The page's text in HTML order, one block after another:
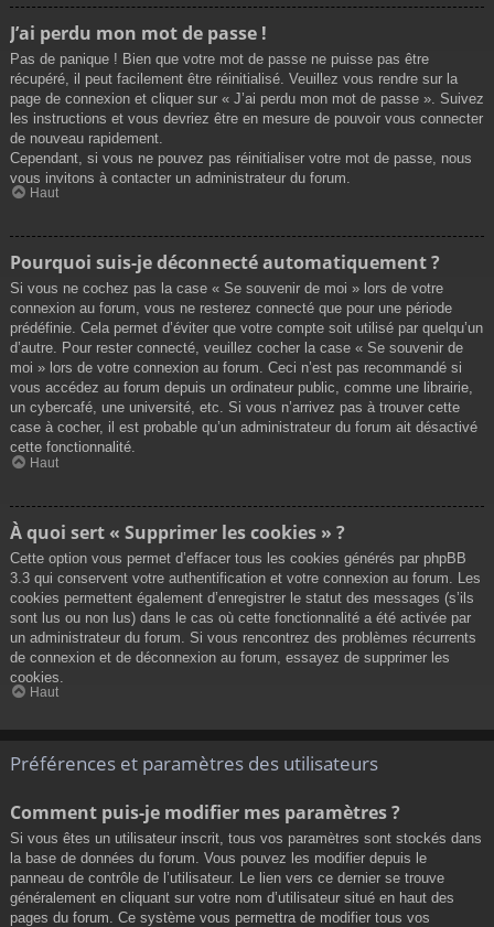
J’ai perdu mon mot de passe !
Pas de panique ! Bien que votre mot de passe ne puisse pas être
récupéré, il peut facilement être réinitialisé. Veuillez vous rendre sur la
page de connexion et cliquer sur « J’ai perdu mon mot de passe ». Suivez
les instructions et vous devriez être en mesure de pouvoir vous connecter
de nouveau rapidement.
Cependant, si vous ne pouvez pas réinitialiser votre mot de passe, nous
vous invitons à contacter un administrateur du forum.
Haut
Pourquoi suis-je déconnecté automatiquement ?
Si vous ne cochez pas la case « Se souvenir de moi » lors de votre
connexion au forum, vous ne resterez connecté que pour une période
prédéfinie. Cela permet d’éviter que votre compte soit utilisé par quelqu’un
d’autre. Pour rester connecté, veuillez cocher la case « Se souvenir de
moi » lors de votre connexion au forum. Ceci n’est pas recommandé si
vous accédez au forum depuis un ordinateur public, comme une librairie,
un cybercafé, une université, etc. Si vous n’arrivez pas à trouver cette
case à cocher, il est probable qu’un administrateur du forum ait désactivé
cette fonctionnalité.
Haut
À quoi sert « Supprimer les cookies » ?
Cette option vous permet d’effacer tous les cookies générés par phpBB
3.3 qui conservent votre authentification et votre connexion au forum. Les
cookies permettent également d’enregistrer le statut des messages (s’ils
sont lus ou non lus) dans le cas où cette fonctionnalité a été activée par
un administrateur du forum. Si vous rencontrez des problèmes récurrents
de connexion et de déconnexion au forum, essayez de supprimer les
cookies.
Haut
Préférences et paramètres des utilisateurs
Comment puis-je modifier mes paramètres ?
Si vous êtes un utilisateur inscrit, tous vos paramètres sont stockés dans
la base de données du forum. Vous pouvez les modifier depuis le
panneau de contrôle de l’utilisateur. Le lien vers ce dernier se trouve
généralement en cliquant sur votre nom d’utilisateur situé en haut des
pages du forum. Ce système vous permettra de modifier tous vos